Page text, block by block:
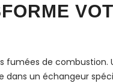
fumées de combustion.
dans un échangeur